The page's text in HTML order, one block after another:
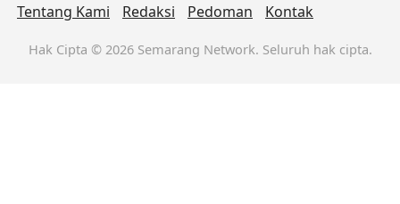
Tentang Kami Redaksi Pedoman Kontak
Hak Cipta © 2026 Semarang Network. Seluruh hak cipta.